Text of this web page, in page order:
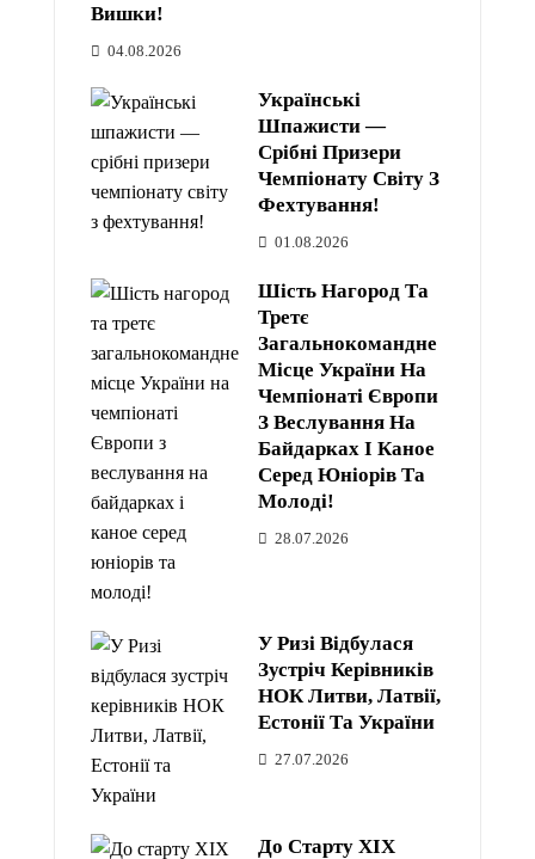
Вишки!
04.08.2026
Українські
Шпажисти —
Срібні Призери
Чемпіонату Світу З
Фехтування!
01.08.2026
Шість Нагород Та
Третє
Загальнокомандне
Місце України На
Чемпіонаті Європи
З Веслування На
Байдарках І Каное
Серед Юніорів Та
Молоді!
28.07.2026
У Ризі Відбулася
Зустріч Керівників
НОК Литви, Латвії,
Естонії Та України
27.07.2026
До Старту XIX